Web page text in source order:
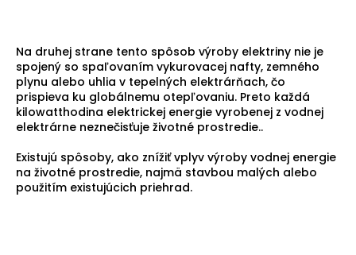
Na druhej strane tento spôsob výroby elektriny nie je
spojený so spaľovaním vykurovacej nafty, zemného
plynu alebo uhlia v tepelných elektrárňach, čo
prispieva ku globálnemu otepľovaniu. Preto každá
kilowatthodina elektrickej energie vyrobenej z vodnej
elektrárne neznečisťuje životné prostredie..
Existujú spôsoby, ako znížiť vplyv výroby vodnej energie
na životné prostredie, najmä stavbou malých alebo
použitím existujúcich priehrad.